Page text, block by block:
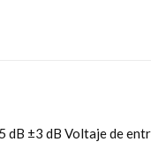
±3 dB Voltaje de